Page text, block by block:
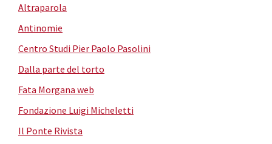
Altraparola
Antinomie
Centro Studi Pier Paolo Pasolini
Dalla parte del torto
Fata Morgana web
Fondazione Luigi Micheletti
Il Ponte Rivista